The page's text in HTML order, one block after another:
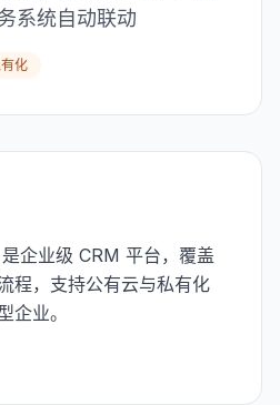
系统自动联动
化
企业级 CRM 平台，覆盖
程，支持公有云与私有化
企业。